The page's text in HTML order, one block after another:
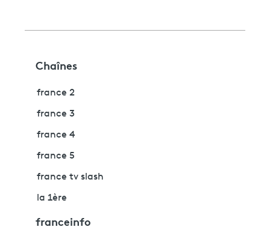
Chaînes
france 2
france 3
france 4
france 5
france tv slash
la 1ère
franceinfo